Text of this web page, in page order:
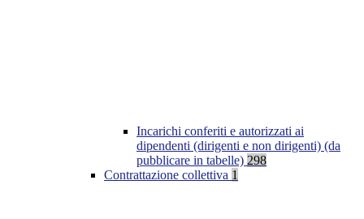
Incarichi conferiti e autorizzati ai
dipendenti (dirigenti e non dirigenti) (da
pubblicare in tabelle) 298
Contrattazione collettiva 1